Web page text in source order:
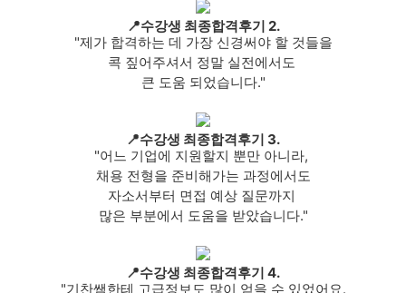
📍수강생 최종합격후기 2.
"제가 합격하는 데 가장 신경써야 할 것들을
콕 짚어주셔서 정말 실전에서도
큰 도움 되었습니다."
📍수강생 최종합격후기 3.
"어느 기업에 지원할지 뿐만 아니라,
채용 전형을 준비해가는 과정에서도
자소서부터 면접 예상 질문까지
많은 부분에서 도움을 받았습니다."
📍수강생 최종합격후기 4.
"기찬쌤한테 고급정보도 많이 얻을 수 있었어요.